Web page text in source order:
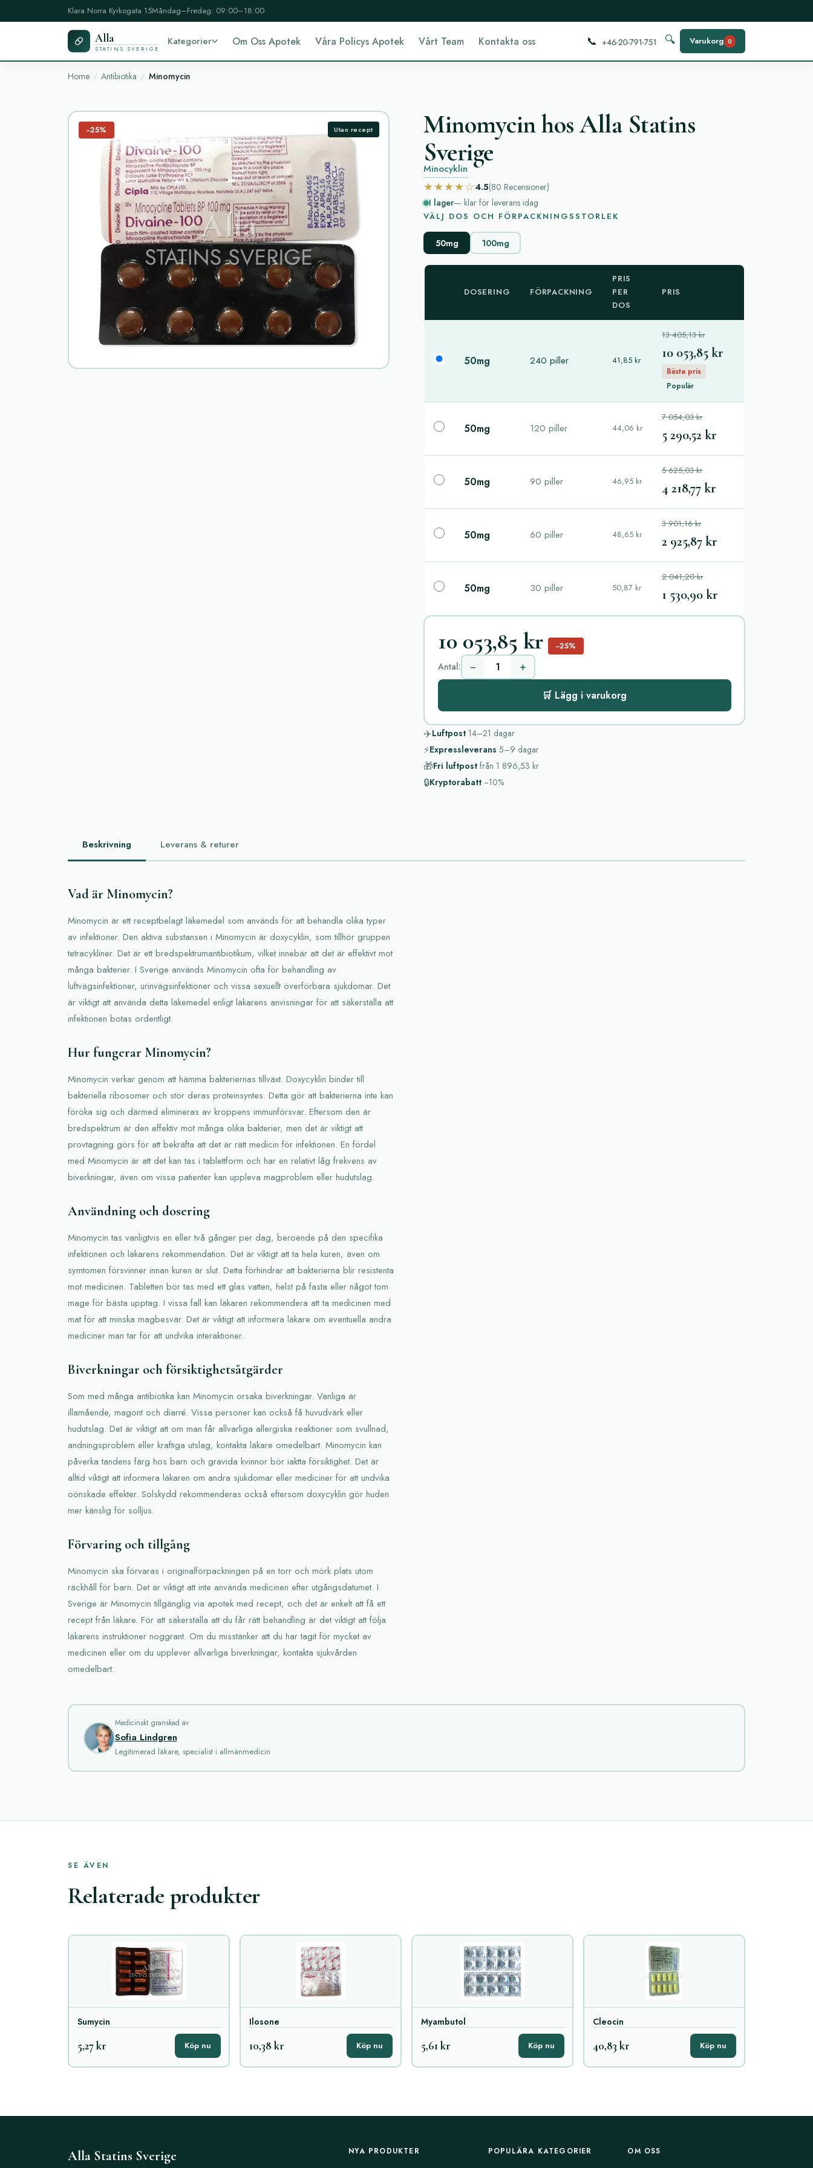
Klara Norra Kyrkogata 15Måndag–Fredag: 09:00–18:00
Alla
STATINS SVERIGE
Kategorier Om Oss Apotek Våra Policys Apotek Vårt Team Kontakta oss 📞 🔍 Varukorg 0
Home Antibiotika Minomycin
−25% Utan recept
Minomycin hos Alla Statins
Sverige
Minocyklin
★★★★☆4.5(80 Recensioner)
I lager— klar för leverans idag
VÄLJ DOS OCH FÖRPACKNINGSSTORLEK
50mg 100mg
DOSERING FÖRPACKNING
PRIS
PER
DOS
PRIS
50mg 240 piller 41,85 kr
13 405,13 kr
10 053,85 kr
Bästa pris
Populär
50mg 120 piller 44,06 kr
7 054,03 kr
5 290,52 kr
50mg 90 piller 46,95 kr
5 625,03 kr
4 218,77 kr
50mg 60 piller 48,65 kr
3 901,16 kr
2 925,87 kr
50mg 30 piller 50,87 kr
2 041,20 kr
1 530,90 kr
10 053,85 kr −25%
Antal: − +
🛒 Lägg i varukorg
✈️Luftpost 14–21 dagar
⚡Expressleverans 5–9 dagar
🎁Fri luftpost från 1 896,53 kr
🔒Kryptorabatt −10%
Beskrivning Leverans & returer
Vad är Minomycin?
Minomycin är ett receptbelagt läkemedel som används för att behandla olika typer
av infektioner. Den aktiva substansen i Minomycin är doxycyklin, som tillhör gruppen
tetracykliner. Det är ett bredspektrumantibiotikum, vilket innebär att det är effektivt mot
många bakterier. I Sverige används Minomycin ofta för behandling av
luftvägsinfektioner, urinvägsinfektioner och vissa sexuellt överförbara sjukdomar. Det
är viktigt att använda detta läkemedel enligt läkarens anvisningar för att säkerställa att
infektionen botas ordentligt.
Hur fungerar Minomycin?
Minomycin verkar genom att hämma bakteriernas tillväxt. Doxycyklin binder till
bakteriella ribosomer och stör deras proteinsyntes. Detta gör att bakterierna inte kan
föröka sig och därmed elimineras av kroppens immunförsvar. Eftersom den är
bredspektrum är den effektiv mot många olika bakterier, men det är viktigt att
provtagning görs för att bekräfta att det är rätt medicin för infektionen. En fördel
med Minomycin är att det kan tas i tablettform och har en relativt låg frekvens av
biverkningar, även om vissa patienter kan uppleva magproblem eller hudutslag.
Användning och dosering
Minomycin tas vanligtvis en eller två gånger per dag, beroende på den specifika
infektionen och läkarens rekommendation. Det är viktigt att ta hela kuren, även om
symtomen försvinner innan kuren är slut. Detta förhindrar att bakterierna blir resistenta
mot medicinen. Tabletten bör tas med ett glas vatten, helst på fasta eller något tom
mage för bästa upptag. I vissa fall kan läkaren rekommendera att ta medicinen med
mat för att minska magbesvär. Det är viktigt att informera läkare om eventuella andra
mediciner man tar för att undvika interaktioner.
Biverkningar och försiktighetsåtgärder
Som med många antibiotika kan Minomycin orsaka biverkningar. Vanliga är
illamående, magont och diarré. Vissa personer kan också få huvudvärk eller
hudutslag. Det är viktigt att om man får allvarliga allergiska reaktioner som svullnad,
andningsproblem eller kraftiga utslag, kontakta läkare omedelbart. Minomycin kan
påverka tandens färg hos barn och gravida kvinnor bör iaktta försiktighet. Det är
alltid viktigt att informera läkaren om andra sjukdomar eller mediciner för att undvika
oönskade effekter. Solskydd rekommenderas också eftersom doxycyklin gör huden
mer känslig för solljus.
Förvaring och tillgång
Minomycin ska förvaras i originalförpackningen på en torr och mörk plats utom
räckhåll för barn. Det är viktigt att inte använda medicinen efter utgångsdatumet. I
Sverige är Minomycin tillgänglig via apotek med recept, och det är enkelt att få ett
recept från läkare. För att säkerställa att du får rätt behandling är det viktigt att följa
läkarens instruktioner noggrant. Om du misstänker att du har tagit för mycket av
medicinen eller om du upplever allvarliga biverkningar, kontakta sjukvården
omedelbart.
Medicinskt granskad av
Sofia Lindgren
Legitimerad läkare, specialist i allmänmedicin
SE ÄVEN
Relaterade produkter
Sumycin
5,27 kr Köp nu
Ilosone
10,38 kr Köp nu
Myambutol
5,61 kr Köp nu
Cleocin
40,83 kr Köp nu
Alla Statins Sverige NYA PRODUKTER POPULÄRA KATEGORIER OM OSS